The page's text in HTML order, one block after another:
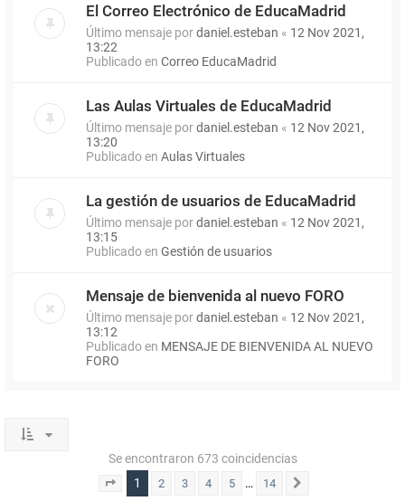
El Correo Electrónico de EducaMadrid
Último mensaje pordaniel.esteban « 12 Nov 2021,
13:22
Publicado en Correo EducaMadrid
Las Aulas Virtuales de EducaMadrid
Último mensaje pordaniel.esteban « 12 Nov 2021,
13:20
Publicado en Aulas Virtuales
La gestión de usuarios de EducaMadrid
Último mensaje pordaniel.esteban « 12 Nov 2021,
13:15
Publicado en Gestión de usuarios
Mensaje de bienvenida al nuevo FORO
Último mensaje pordaniel.esteban « 12 Nov 2021,
13:12
Publicado en MENSAJE DE BIENVENIDA AL NUEVO
FORO
Se encontraron 673 coincidencias
Página 1de 14
1 2 3 4 5 … 14